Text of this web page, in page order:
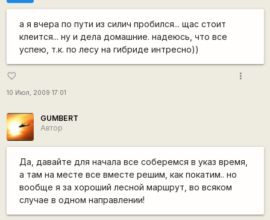
а я вчера по пути из силич пробился... щас стоит
клеится... ну и дела домашние. надеюсь, что все
успею, т.к. по лесу на гибриде интресно))
favorite_border
10 Июл, 2009 17:01
more_vert
GUMBERT
Автор
Да, давайте для начала все соберемся в указ время,
а там на месте все вместе решим, как покатим.. но
вообще я за хороший лесной маршрут, во всяком
случае в одном направлении!